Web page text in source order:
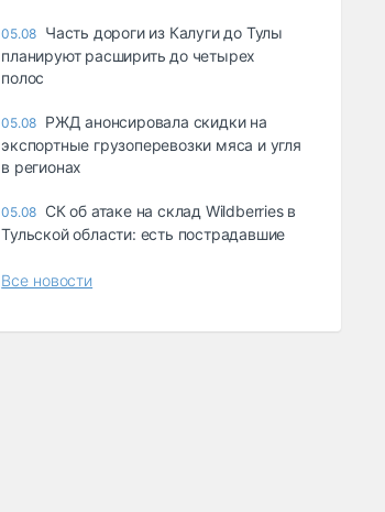
05.08 Часть дороги из Калуги до Тулы
планируют расширить до четырех
полос
05.08 РЖД анонсировала скидки на
экспортные грузоперевозки мяса и угля
в регионах
05.08 СК об атаке на склад Wildberries в
Тульской области: есть пострадавшие
Все новости